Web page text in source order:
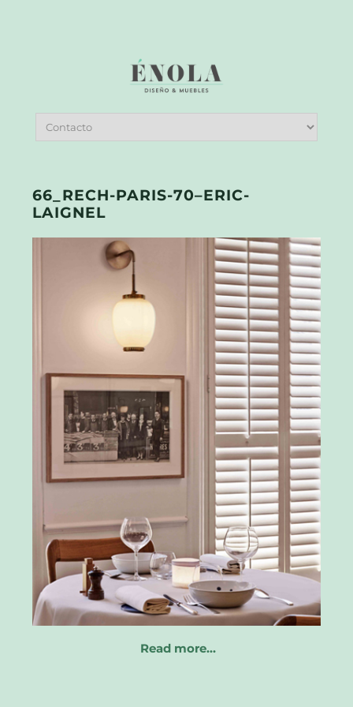
66_RECH-PARIS-70–ERIC-
LAIGNEL
Read more…